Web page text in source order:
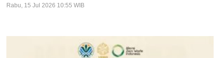
Rabu, 15 Jul 2026 10:55 WIB